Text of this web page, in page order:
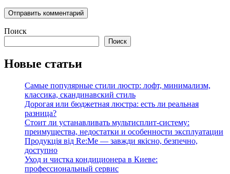
Поиск
Поиск
Новые статьи
Самые популярные стили люстр: лофт, минимализм,
классика, скандинавский стиль
Дорогая или бюджетная люстра: есть ли реальная
разница?
Стоит ли устанавливать мультисплит-систему:
преимущества, недостатки и особенности эксплуатации
Продукція від Re:Me — завжди якісно, безпечно,
доступно
Уход и чистка кондиционера в Киеве:
профессиональный сервис